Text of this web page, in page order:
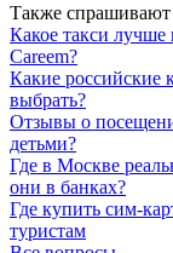
Также спрашивают
Какое такси
Careem?
Какие российские
выбрать?
Отзывы о
детьми?
Где в Москве
они в банках?
Где купить сим-
туристам